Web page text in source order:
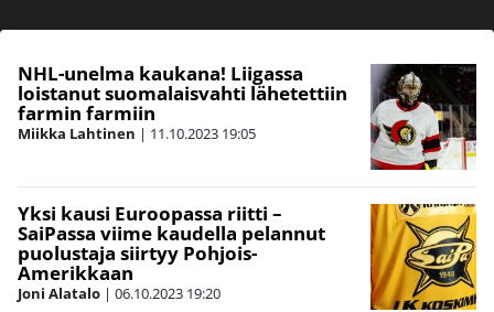
NHL-unelma kaukana! Liigassa
loistanut suomalaisvahti lähetettiin
farmin farmiin
Miikka Lahtinen | 11.10.2023 19:05
Yksi kausi Euroopassa riitti –
SaiPassa viime kaudella pelannut
puolustaja siirtyy Pohjois-
Amerikkaan
Joni Alatalo | 06.10.2023 19:20